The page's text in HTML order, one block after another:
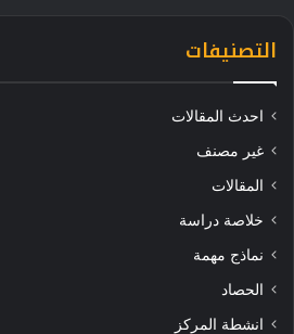
التصنيفات
احدث المقالات
غير مصنف
المقالات
خلاصة دراسة
نماذج مهمة
الحصاد
انشطة المركز